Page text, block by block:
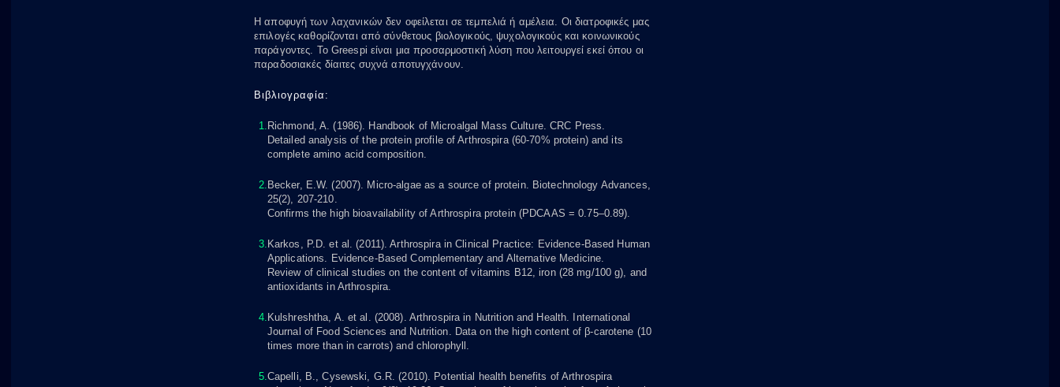
Η αποφυγή των λαχανικών δεν οφείλεται σε τεμπελιά ή αμέλεια. Οι διατροφικές μας
επιλογές καθορίζονται από σύνθετους βιολογικούς, ψυχολογικούς και κοινωνικούς
παράγοντες. Το Greespi είναι μια προσαρμοστική λύση που λειτουργεί εκεί όπου οι
παραδοσιακές δίαιτες συχνά αποτυγχάνουν.
Βιβλιογραφία:
Richmond, A. (1986). Handbook of Microalgal Mass Culture. CRC Press.
Detailed analysis of the protein profile of Arthrospira (60-70% protein) and its
complete amino acid composition.
Becker, E.W. (2007). Micro-algae as a source of protein. Biotechnology Advances,
25(2), 207-210.
Confirms the high bioavailability of Arthrospira protein (PDCAAS = 0.75–0.89).
Karkos, P.D. et al. (2011). Arthrospira in Clinical Practice: Evidence-Based Human
Applications. Evidence-Based Complementary and Alternative Medicine.
Review of clinical studies on the content of vitamins B12, iron (28 mg/100 g), and
antioxidants in Arthrospira.
Kulshreshtha, A. et al. (2008). Arthrospira in Nutrition and Health. International
Journal of Food Sciences and Nutrition. Data on the high content of β-carotene (10
times more than in carrots) and chlorophyll.
Capelli, B., Cysewski, G.R. (2010). Potential health benefits of Arthrospira